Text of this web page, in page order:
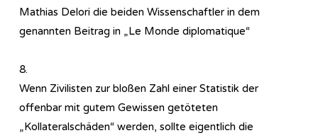
Mathias Delori die beiden Wissenschaftler in dem
genannten Beitrag in „Le Monde diplomatique“
8.
Wenn Zivilisten zur bloßen Zahl einer Statistik der
offenbar mit gutem Gewissen getöteten
„Kollateralschäden“ werden, sollte eigentlich die